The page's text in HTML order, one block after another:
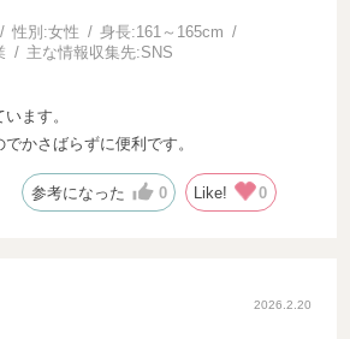
性別:女性 身長:161～165cm
主な情報収集先:SNS
ます。
かさばらずに便利です。
参考になった 0 Like! 0
2026.2.20